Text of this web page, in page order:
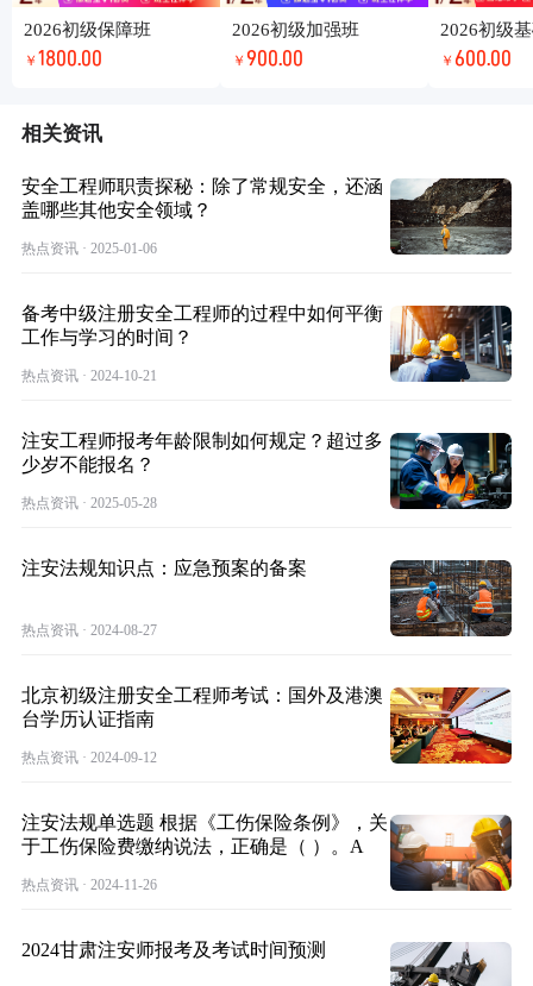
2026初级保障班
￥ 1800.00
2026初级加强班
￥ 900.00
2026初级
￥ 600.00
相关资讯
安全工程师职责探秘：除了常规安全，还涵
盖哪些其他安全领域？
热点资讯 · 2025-01-06
备考中级注册安全工程师的过程中如何平衡
工作与学习的时间？
热点资讯 · 2024-10-21
注安工程师报考年龄限制如何规定？超过多
少岁不能报名？
热点资讯 · 2025-05-28
注安法规知识点：应急预案的备案
热点资讯 · 2024-08-27
北京初级注册安全工程师考试：国外及港澳
台学历认证指南
热点资讯 · 2024-09-12
注安法规单选题 根据《工伤保险条例》，关
于工伤保险费缴纳说法，正确是（ ）。A
热点资讯 · 2024-11-26
2024甘肃注安师报考及考试时间预测